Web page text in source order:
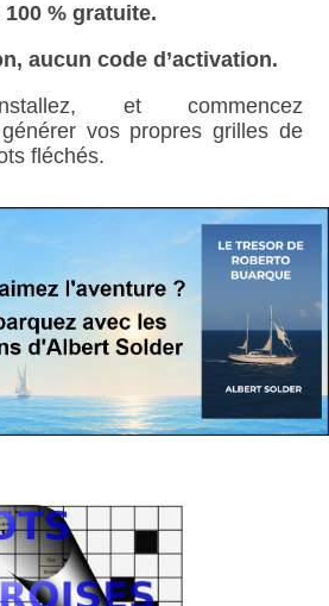
% gratuite.
aucun code d’activation.
et commencez
vos propres grilles de
fléchés.